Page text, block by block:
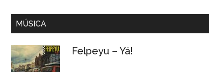
MÚSICA
Felpeyu – Yá!